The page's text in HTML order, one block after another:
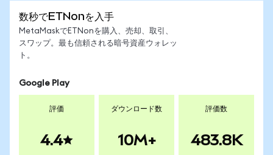
数秒でETNonを入手
MetaMaskでETNonを購入、売却、取引、
スワップ。最も信頼される暗号資産ウォレッ
ト。
Google Play
評価
4.4
ダウンロード数
10M+
評価数
483.8K